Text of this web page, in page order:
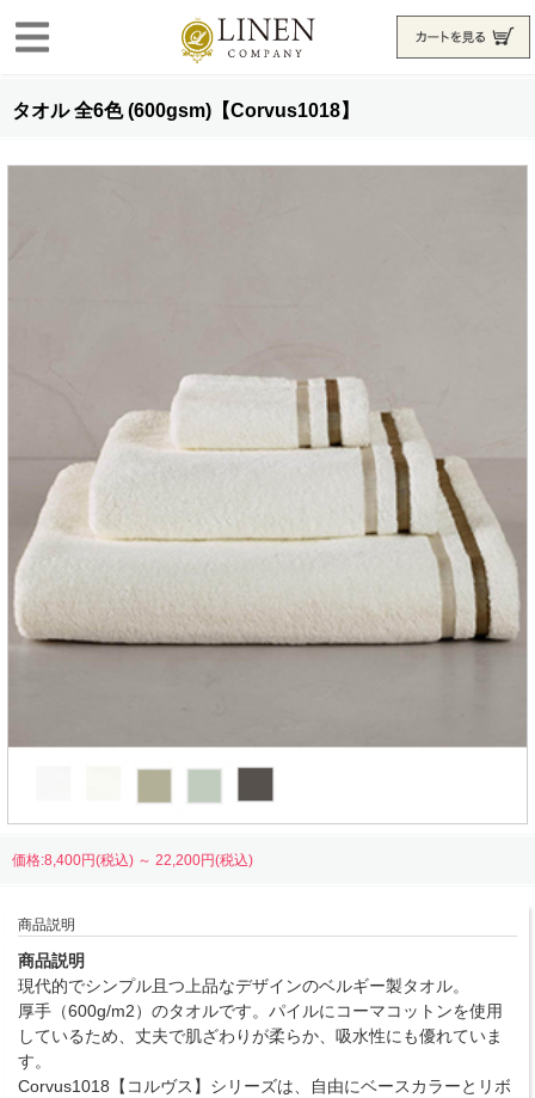
タオル 全6色 (600gsm)【Corvus1018】
価格:8,400円(税込) ～ 22,200円(税込)
商品説明
商品説明
現代的でシンプル且つ上品なデザインのベルギー製タオル。
厚手（600g/m2）のタオルです。パイルにコーマコットンを使用
しているため、丈夫で肌ざわりが柔らか、吸水性にも優れていま
す。
Corvus1018【コルヴス】シリーズは、自由にベースカラーとリボ